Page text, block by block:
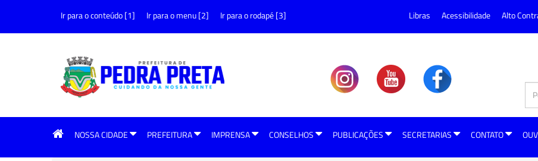
Ir para o conteúdo [1] Ir para o menu [2] Ir para o rodapé [3] Libras Acessibilidade Alto
NOSSA CIDADE PREFEITURA IMPRENSA CONSELHOS PUBLICAÇÕES SECRETARIAS CONTATO